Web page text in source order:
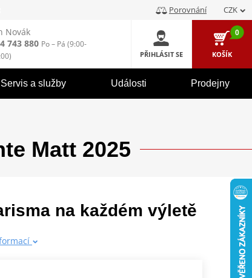
Porovnání CZK
Novák
743 880 Po – Pá (9:00-
PŘIHLÁSIT SE
0
KOŠÍK
Servis a služby Události Prodejny
Matt 2025
na každém výletě